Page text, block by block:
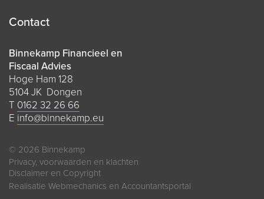
Contact
Binnekamp Financieel en
Fiscaal Advies
Hoge Ham 128
5104 JK Dongen
T 0162 32 26 66
E info@binnekamp.eu
© 2026 Binnekamp
Privacy, voorwaarden en klachten
Disclaimer en Copyright
Realisatie Webmechanics en Accountantsportal